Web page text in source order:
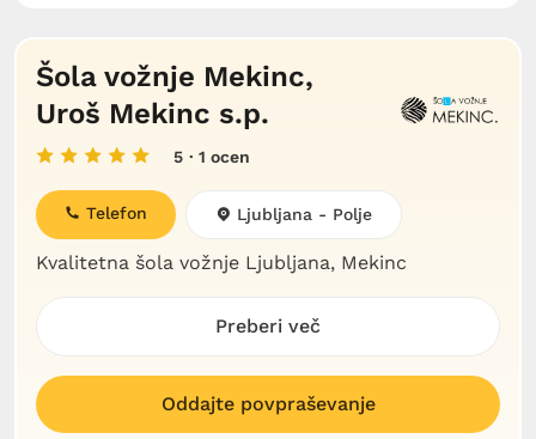
Šola vožnje Mekinc,
Uroš Mekinc s.p.
5 · 1 ocen
Kvalitetna šola vožnje Ljubljana, Mekinc
Telefon Ljubljana - Polje
Preberi več
Oddajte povpraševanje